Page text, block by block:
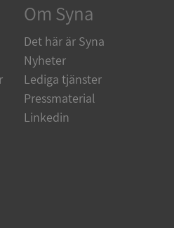
Om Syna
Det här är Syna
Nyheter
Lediga tjänster
Pressmaterial
Linkedin
som användarinloggning
kan inte
strikt nödvändiga cookies.
Leverantör
Domän